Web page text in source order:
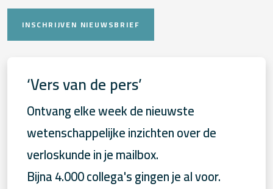
INSCHRIJVEN NIEUWSBRIEF
‘Vers van de pers’
Ontvang elke week de nieuwste
wetenschappelijke inzichten over de
verloskunde in je mailbox.
Bijna 4.000 collega's gingen je al voor.